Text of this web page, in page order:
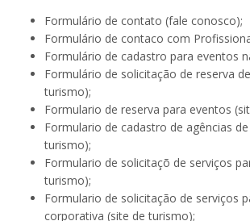
Formulário de contato (fale conosco);
Formulário de contaco com
Formulário de cadastro para eventos
Formulário de solicitação de reserva
turismo);
Formulario de reserva para eventos
Formulario de cadastro de agências
turismo);
Formulario de solicitaçõ de serviços
turismo);
Formulario de solicitação de serviços
corporativa (site de turismo);